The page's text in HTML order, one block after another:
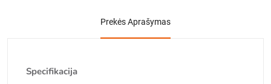
Prekės Aprašymas
Specifikacija